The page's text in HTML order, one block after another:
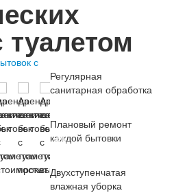
Регулярная
санитарная обработка
Плановый ремонт
каждой бытовки
Двухступенчатая
влажная уборка